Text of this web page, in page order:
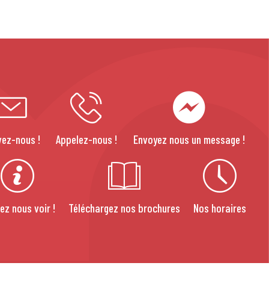
nous ! Appelez-nous ! Envoyez nous un message !
nous voir ! Téléchargez nos brochures Nos horaires